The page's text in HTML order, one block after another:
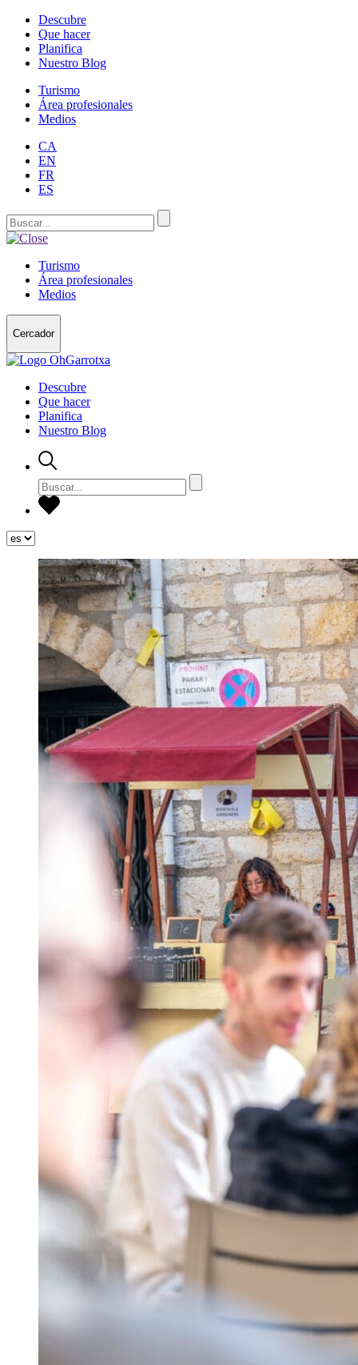
Descubre
Que hacer
Planifica
Nuestro Blog
Turismo
Área profesionales
Medios
CA
EN
FR
ES
Turismo
Área profesionales
Medios
Cercador
Descubre
Que hacer
Planifica
Nuestro Blog